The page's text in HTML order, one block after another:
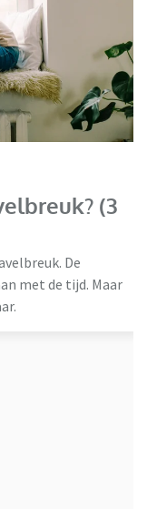
(3
De
met de tijd. Maar